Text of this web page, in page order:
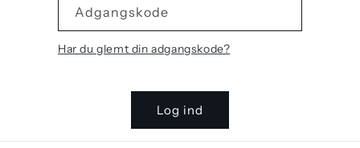
Adgangskode
Har du glemt din adgangskode?
Log ind